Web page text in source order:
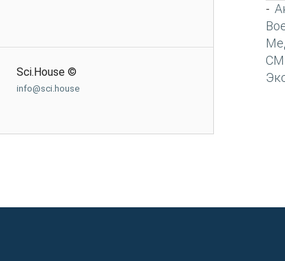
Sci.House ©
info@sci.house
-